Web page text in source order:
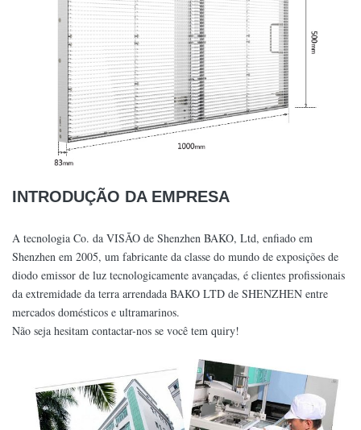
INTRODUÇÃO DA EMPRESA
A tecnologia Co. da VISÃO de Shenzhen BAKO, Ltd, enfiado em
Shenzhen em 2005, um fabricante da classe do mundo de exposições de
diodo emissor de luz tecnologicamente avançadas, é clientes profissionais
da extremidade da terra arrendada BAKO LTD de SHENZHEN entre
mercados domésticos e ultramarinos.
Não seja hesitam contactar-nos se você tem quiry!